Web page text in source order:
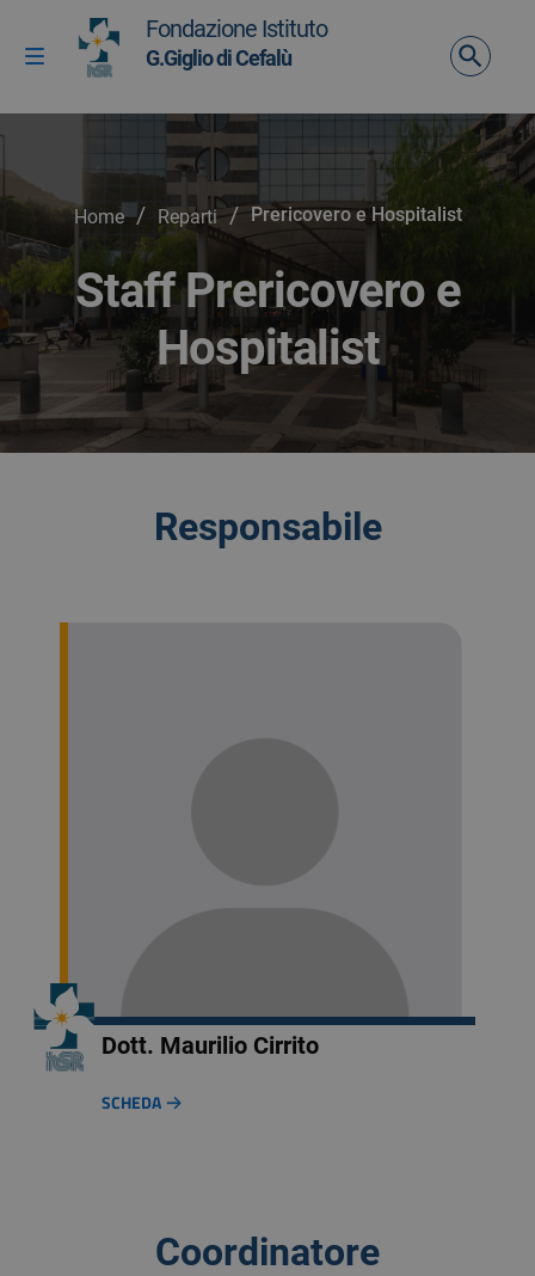
Vai ai contenuti
Vai al menu di navigazione
Vai al footer
Attiva / disattiva la navigazione
Fondazione Istituto
G.Giglio di Cefalù
Home / Reparti / Prericovero e Hospitalist
Staff Prericovero e
Hospitalist
Responsabile
Dott. Maurilio Cirrito
SCHEDA
Coordinatore